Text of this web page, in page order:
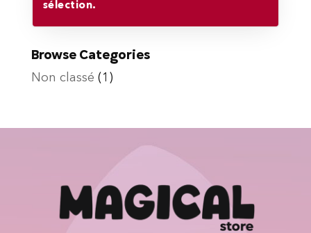
sélection.
Browse Categories
Non classé (1)